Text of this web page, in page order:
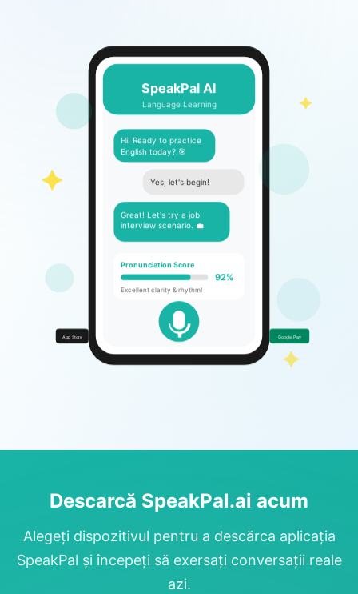
SpeakPal AI
Language Learning
Hi! Ready to practice
English today? 🎯
Great! Let's try a job
Pronunciation Score
Excellent clarity & rhythm!
Google Play
Descarcă SpeakPal.ai acum
Alegeți dispozitivul pentru a descărca aplicația
SpeakPal și începeți să exersați conversații reale
azi.